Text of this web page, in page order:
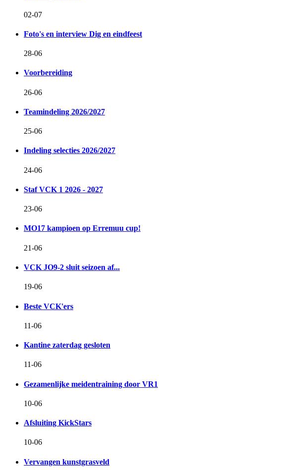
02-07
Foto's en interview Dig en eindfeest
28-06
Voorbereiding
26-06
Teamindeling 2026/2027
25-06
Indeling selecties 2026/2027
24-06
Staf VCK 1 2026 - 2027
23-06
MO17 kampioen op Erremuu cup!
21-06
VCK JO9-2 sluit seizoen af...
19-06
Beste VCK'ers
11-06
Kantine zaterdag gesloten
11-06
Gezamenlijke meidentraining door VR1
10-06
Afsluiting KickStars
10-06
Vervangen kunstgrasveld